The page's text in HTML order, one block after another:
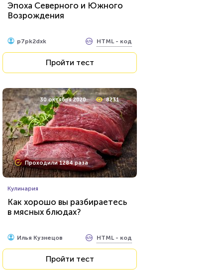
Эпоха Северного и Южного
Возрождения
p7pk2dxk HTML - код
Пройти тест
30 октября 2020 8231
Проходили 1284 раза
Кулинария
Как хорошо вы разбираетесь
в мясных блюдах?
Илья Кузнецов HTML - код
Пройти тест